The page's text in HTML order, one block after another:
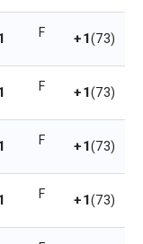
F +1(73)
F +1(73)
F +1(73)
F +1(73)